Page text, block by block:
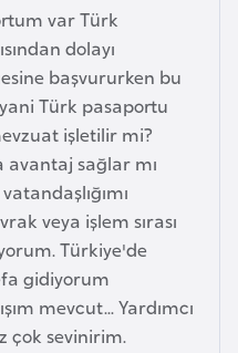
var Türk
dolayı
başvururken bu
Türk pasaportu
işletilir mi?
avantaj sağlar mı
veya işlem sırası
Türkiye'de
gidiyorum
mevcut... Yardımcı
çok sevinirim.